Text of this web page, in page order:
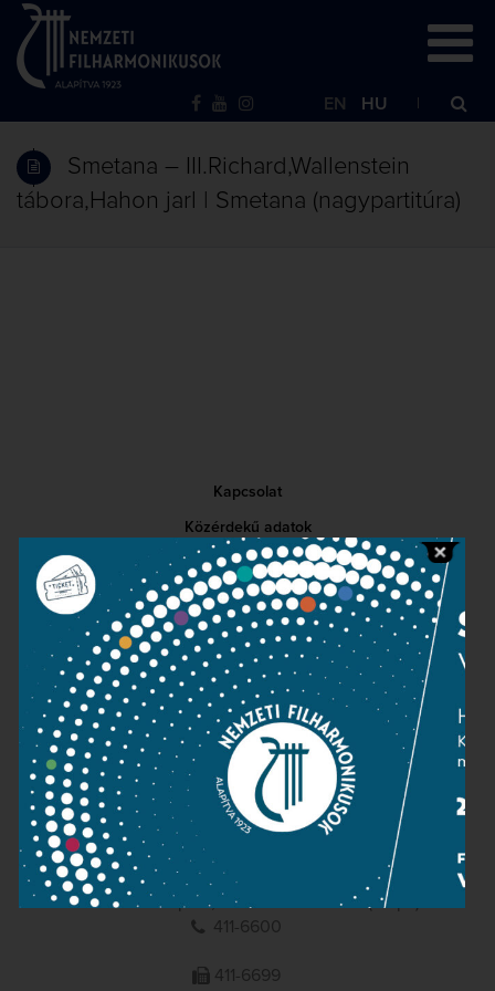
EN HU
Smetana – III.Richard,Wallenstein
tábora,Hahon jarl | Smetana (nagypartitúra)
Kapcsolat
Közérdekű adatok
Sajtószoba
Adatvédelem
Impresszum
NEMZETI
FILHARMONIKUSOK
1095 Budapest, Komor Marcell u. 1. (Müpa)
411-6600
411-6699